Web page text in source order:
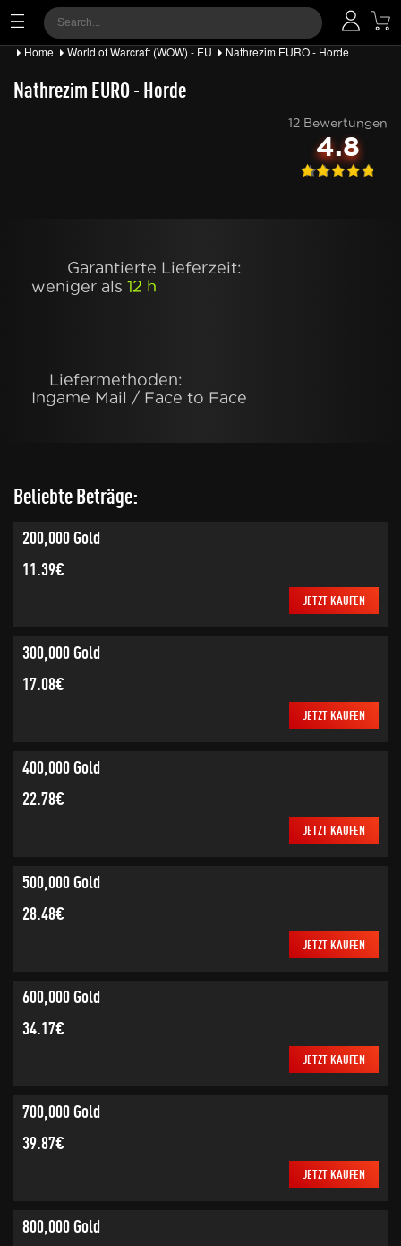
Home World of Warcraft (WOW) - EU Nathrezim EURO - Horde
Nathrezim EURO - Horde
12 Bewertungen
4.8
Garantierte Lieferzeit:
weniger als 12 h
Liefermethoden:
Ingame Mail / Face to Face
Beliebte Beträge:
200,000 Gold
11.39€
JETZT KAUFEN
300,000 Gold
17.08€
JETZT KAUFEN
400,000 Gold
22.78€
JETZT KAUFEN
500,000 Gold
28.48€
JETZT KAUFEN
600,000 Gold
34.17€
JETZT KAUFEN
700,000 Gold
39.87€
JETZT KAUFEN
800,000 Gold